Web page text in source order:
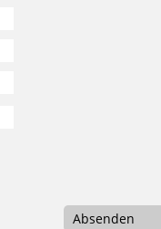
Absenden